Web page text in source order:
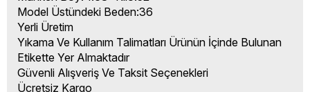
Model Üstündeki Beden:36
Yerli Üretim
Yıkama Ve Kullanım Talimatları Ürünün İçinde Bulunan
Etikette Yer Almaktadır
Güvenli Alışveriş Ve Taksit Seçenekleri
Ücretsiz Kargo